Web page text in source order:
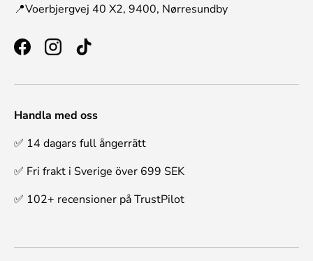
📍Voerbjergvej 40 X2, 9400, Nørresundby
FacebookInstagramTikTok
Handla med oss
✅ 14 dagars full ångerrätt
✅ Fri frakt i Sverige över 699 SEK
✅ 102+ recensioner på TrustPilot